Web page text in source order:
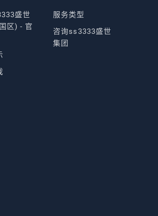
盛世
区) - 官
服务类型
咨询ss3333盛世
集团